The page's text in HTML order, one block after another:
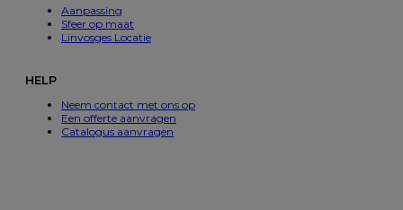
Aanpassing
Sfeer op maat
Linvosges Locatie
HELP
Neem contact met ons op
Een offerte aanvragen
Catalogus aanvragen